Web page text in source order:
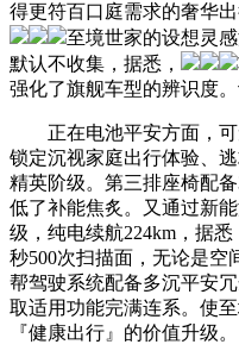
得更符百口庭需求的奢华
至境世家的设想灵感
默认不收集，据悉，
强化了旗舰车型的辨识度
正在电池平安方面，可
锁定沉视家庭出行体验、
精英阶级。第三排座椅配
低了补能焦炙。又通过新
级，纯电续航224km，据
秒500次扫描面，无论是空
帮驾驶系统配备多沉平安
取适用功能完满连系。使
『健康出行』的价值升级。